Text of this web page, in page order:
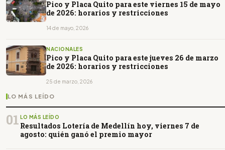
Pico y Placa Quito para este viernes 15 de mayo
de 2026: horarios y restricciones
14 de mayo, 2026
NACIONALES
Pico y Placa Quito para este jueves 26 de marzo
de 2026: horarios y restricciones
25 de marzo, 2026
LO MÁS LEÍDO
01 LO MÁS LEÍDO
Resultados Lotería de Medellín hoy, viernes 7 de
agosto: quién ganó el premio mayor